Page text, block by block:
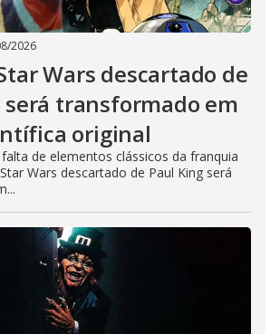
2026
Wars descartado de
será transformado em
original
de elementos clássicos da franquia
Wars descartado de Paul King será